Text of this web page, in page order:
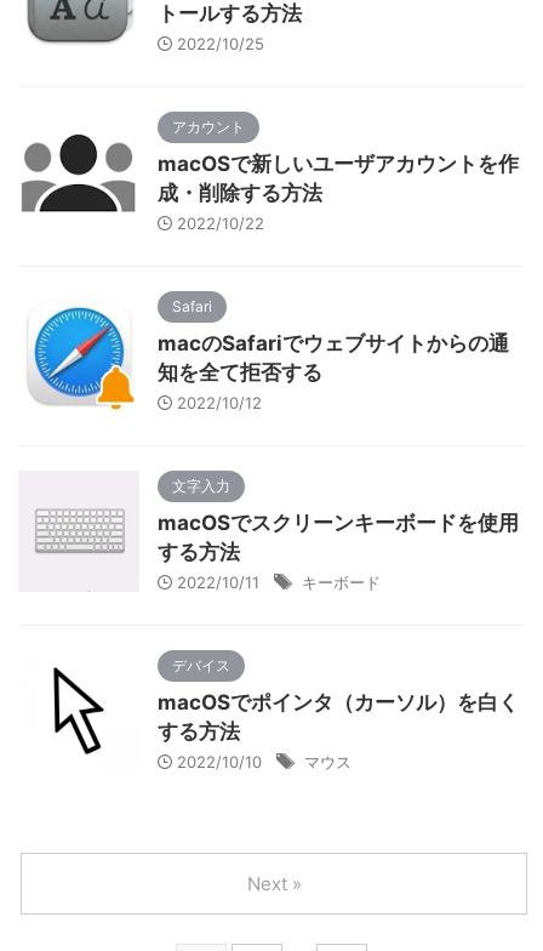
トールする方法
2022/10/25
アカウント
macOSで新しいユーザアカウントを作
成・削除する方法
2022/10/22
Safari
macのSafariでウェブサイトからの通
知を全て拒否する
2022/10/12
文字入力
macOSでスクリーンキーボードを使用
する方法
2022/10/11 キーボード
デバイス
macOSでポインタ（カーソル）を白く
する方法
2022/10/10 マウス
Next »